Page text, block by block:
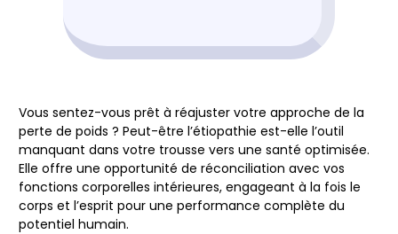
Vous sentez-vous prêt à réajuster votre approche de la
perte de poids ? Peut-être l’étiopathie est-elle l’outil
manquant dans votre trousse vers une santé optimisée.
Elle offre une opportunité de réconciliation avec vos
fonctions corporelles intérieures, engageant à la fois le
corps et l’esprit pour une performance complète du
potentiel humain.